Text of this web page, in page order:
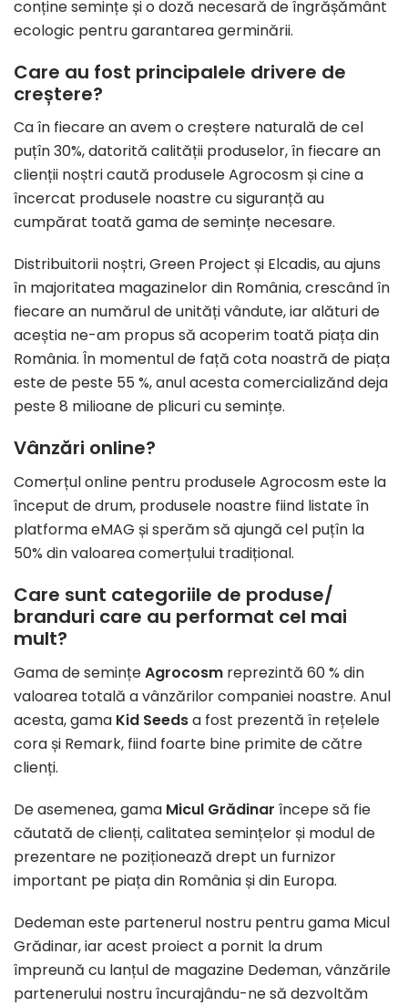
conține semințe și o doză necesară de îngrășământ
ecologic pentru garantarea germinării.
Care au fost principalele drivere de
creștere?
Ca în fiecare an avem o creștere naturală de cel
puțîn 30%, datorită calității produselor, în fiecare an
clienții noștri caută produsele Agrocosm și cine a
încercat produsele noastre cu siguranță au
cumpărat toată gama de semințe necesare.
Distribuitorii noștri, Green Project și Elcadis, au ajuns
în majoritatea magazinelor din România, crescând în
fiecare an numărul de unități vândute, iar alături de
aceștia ne-am propus să acoperim toată piața din
România. În momentul de față cota noastră de piața
este de peste 55 %, anul acesta comercializănd deja
peste 8 milioane de plicuri cu semințe.
Vânzări online?
Comerțul online pentru produsele Agrocosm este la
început de drum, produsele noastre fiind listate în
platforma eMAG și sperăm să ajungă cel puțîn la
50% din valoarea comerțului tradițional.
Care sunt categoriile de produse/
branduri care au performat cel mai
mult?
Gama de semințeAgrocosm reprezintă 60 % din
valoarea totală a vânzărilor companiei noastre. Anul
acesta, gama Kid Seedsa fost prezentă în rețelele
cora și Remark, fiind foarte bine primite de către
clienți.
De asemenea, gama Micul Grădinar începe să fie
căutată de clienți, calitatea semințelor și modul de
prezentare ne poziționează drept un furnizor
important pe piața din România și din Europa.
Dedeman este partenerul nostru pentru gama Micul
Grădinar, iar acest proiect a pornit la drum
împreună cu lanțul de magazine Dedeman, vânzările
partenerului nostru încurajându-ne să dezvoltăm